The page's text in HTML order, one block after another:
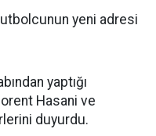
yeni adresi
yaptığı
Hasani ve
duyurdu.